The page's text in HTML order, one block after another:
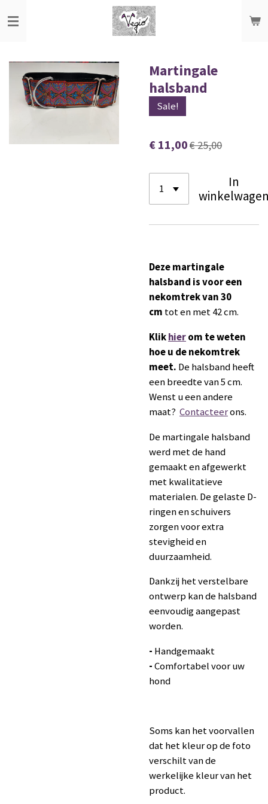
direct
hoofdinhoud
Martingale
halsband
Sale!
€ 11,00€ 25,00
In
Deze martingale
halsband is voor een
nekomtrek van 30
cm tot en met 42 cm.
Klikhierom te weten
hoe u de nekomtrek
meet. De halsband heeft
een breedte van 5 cm.
Wenst u een andere
maat? Contacteerons.
De martingale halsband
werd met de hand
gemaakt en afgewerkt
met kwalitatieve
materialen. De gelaste D-
ringen en schuivers
zorgen voor extra
stevigheid en
duurzaamheid.
Dankzij het verstelbare
ontwerp kan de halsband
eenvoudig aangepast
worden.
- Handgemaakt
-Comfortabel voor uw
hond
Soms kan het voorvallen
dat het kleur op de foto
verschilt van de
werkelijke kleur van het
product.